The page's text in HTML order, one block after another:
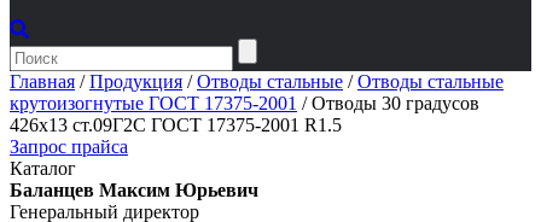
Главная /Продукция /Отводы стальные /Отводы стальные
крутоизогнутые ГОСТ 17375-2001 /Отводы 30 градусов
426х13 ст.09Г2С ГОСТ 17375-2001 R1.5
Запрос прайса
Каталог
Баланцев Максим Юрьевич
Генеральный директор